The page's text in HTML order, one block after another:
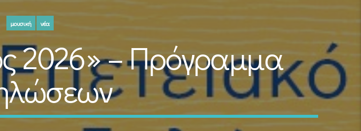
μουσική νέα
2026» – Πρόγραμμα